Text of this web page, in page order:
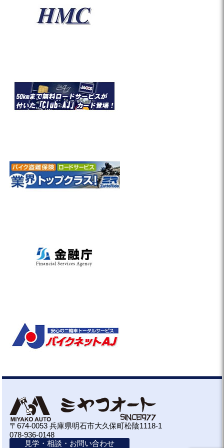
〒674-0053 兵庫県明石市大久保町松陰1118-1
078-936-0148
見学・相談・お問い合わせ